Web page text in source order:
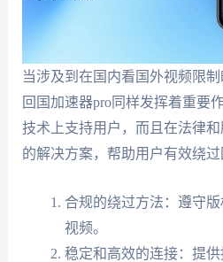
当涉及到在国内看国外视频限制
回国加速器pro同样发挥着重要
技术上支持用户，而且在法律
的解决方案，帮助用户有效绕过
合规的绕过方法：遵守
视频。
稳定和高效的连接：提